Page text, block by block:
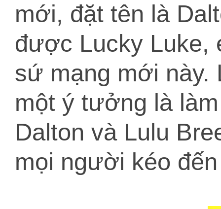
mới, đặt tên là
được Lucky Luke,
sứ mạng mới này.
một ý tưởng là
Dalton và Lulu
mọi người kéo